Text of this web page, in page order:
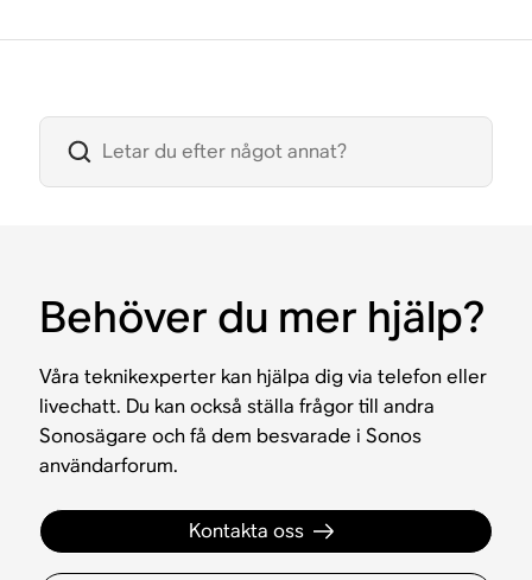
Behöver du mer hjälp?
Våra teknikexperter kan hjälpa dig via telefon eller
livechatt. Du kan också ställa frågor till andra
Sonosägare och få dem besvarade i Sonos
användarforum.
Kontakta oss